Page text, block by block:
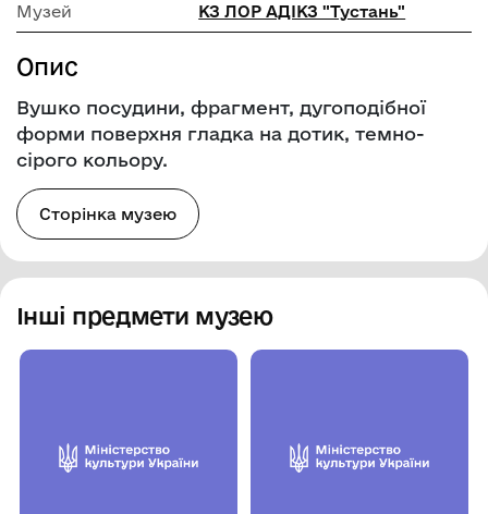
Музей КЗ ЛОР АДІКЗ "Тустань"
Опис
Вушко посудини, фрагмент, дугоподібної
форми поверхня гладка на дотик, темно-
сірого кольору.
Сторінка музею
Інші предмети музею